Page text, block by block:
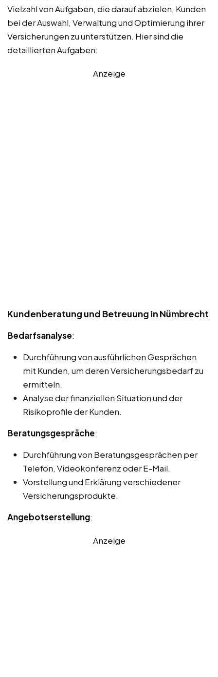
Vielzahl von Aufgaben, die darauf abzielen, Kunden
bei der Auswahl, Verwaltung und Optimierung ihrer
Versicherungen zu unterstützen. Hier sind die
detaillierten Aufgaben:
Anzeige
Kundenberatung und Betreuung in Nümbrecht
Bedarfsanalyse:
Durchführung von ausführlichen Gesprächen
mit Kunden, um deren Versicherungsbedarf zu
ermitteln.
Analyse der finanziellen Situation und der
Risikoprofile der Kunden.
Beratungsgespräche:
Durchführung von Beratungsgesprächen per
Telefon, Videokonferenz oder E-Mail.
Vorstellung und Erklärung verschiedener
Versicherungsprodukte.
Angebotserstellung:
Anzeige